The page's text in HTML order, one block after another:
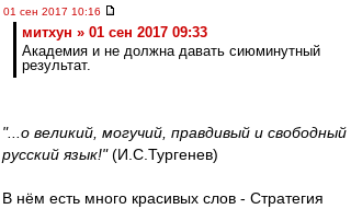
01 сен 2017 10:16
митхун » 01 сен 2017 09:33
Академия и не должна давать сиюминутный
результат.
"...о великий, могучий, правдивый и свободный
русский язык!"(И.С.Тургенев)
В нём есть много красивых слов - Стратегия